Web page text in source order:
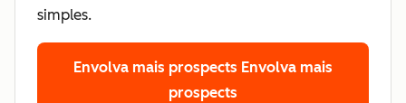
simples.
Envolva mais prospects Envolva mais
prospects